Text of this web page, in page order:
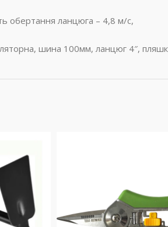
обертання ланцюга – 4,8 м/с,
шина 100мм, ланцюг 4″,